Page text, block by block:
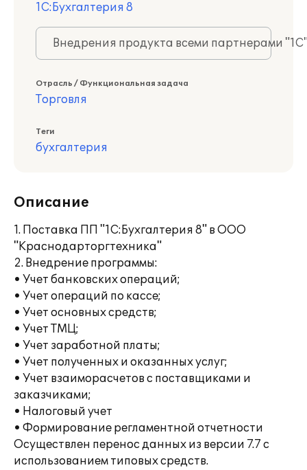
1С:Бухгалтерия 8
Внедрения продукта всеми партнерами
Отрасль / Функциональная задача
Торговля
Теги
бухгалтерия
Описание
1. Поставка ПП "1С:Бухгалтерия 8" в ООО
"Краснодарторгтехника"
2. Внедрение программы:
• Учет банковских операций;
• Учет операций по кассе;
• Учет основных средств;
• Учет ТМЦ;
• Учет заработной платы;
• Учет полученных и оказанных услуг;
• Учет взаиморасчетов с поставщиками и
заказчиками;
• Налоговый учет
• Формирование регламентной отчетности
Осуществлен перенос данных из версии 7.7 с
использованием типовых средств.